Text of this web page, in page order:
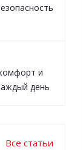
и
день
Все статьи